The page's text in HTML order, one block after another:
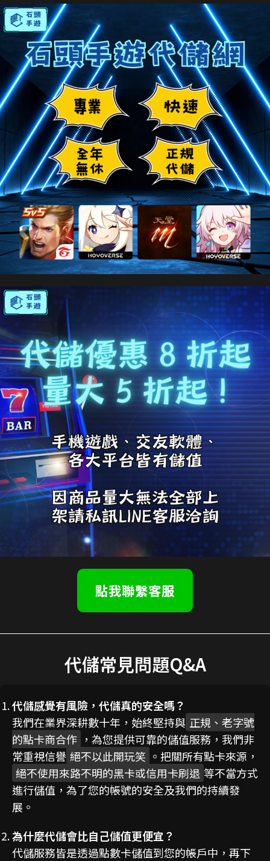
點我聯繫客服
代儲常見問題Q&A
代儲感覺有風險，代儲真的安全嗎？
我們在業界深耕數十年，始終堅持與 正規、老字號
的點卡商合作 ，為您提供可靠的儲值服務，我們非
常重視信譽 絕不以此開玩笑 。把關所有點卡來源，
絕不使用來路不明的黑卡或信用卡刷退 等不當方式
進行儲值，為了您的帳號的安全及我們的持續發
展。
為什麼代儲會比自己儲值更便宜？
代儲服務皆是透過點數卡儲值到您的帳戶中，再下